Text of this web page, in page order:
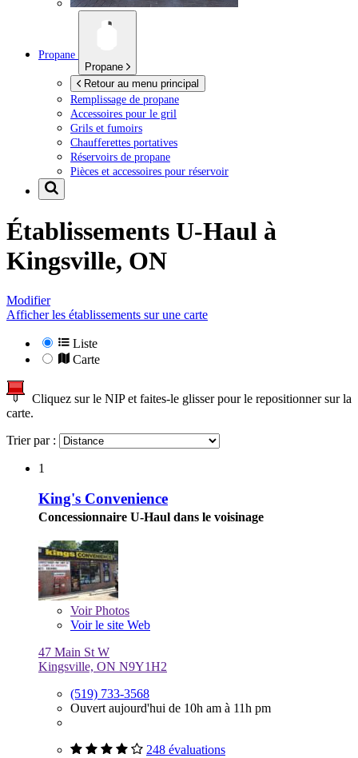
Propane
Propane
Retour au menu principal
Remplissage de propane
Accessoires pour le gril
Grils et fumoirs
Chaufferettes portatives
Réservoirs de propane
Pièces et accessoires pour réservoir
Établissements U-Haul à
Kingsville, ON
Modifier
Afficher les établissements sur une carte
Liste
Carte
Cliquez sur le NIP et faites-le glisser pour le repositionner sur la
carte.
Trier par :
1
King's Convenience
Concessionnaire U-Haul dans le voisinage
VoirPhotos
Voir le site Web
47 Main St W
Kingsville, ON N9Y1H2
(519) 733-3568
Ouvert aujourd'hui de 10h am à 11h pm
248 évaluations